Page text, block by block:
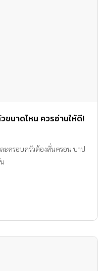
ขนาดไหน ควรอ่านให้ดี!
ะครอบครัวต้องสั่นครอน บาป